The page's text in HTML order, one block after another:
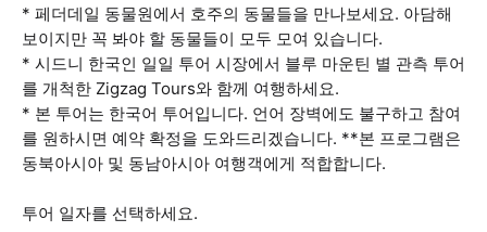
* 페더데일 동물원에서 호주의 동물들을 만나보세요. 아담해
보이지만 꼭 봐야 할 동물들이 모두 모여 있습니다.
* 시드니 한국인 일일 투어 시장에서 블루 마운틴 별 관측 투어
를 개척한 Zigzag Tours와 함께 여행하세요.
* 본 투어는 한국어 투어입니다. 언어 장벽에도 불구하고 참여
를 원하시면 예약 확정을 도와드리겠습니다. **본 프로그램은
동북아시아 및 동남아시아 여행객에게 적합합니다.
투어 일자를 선택하세요.